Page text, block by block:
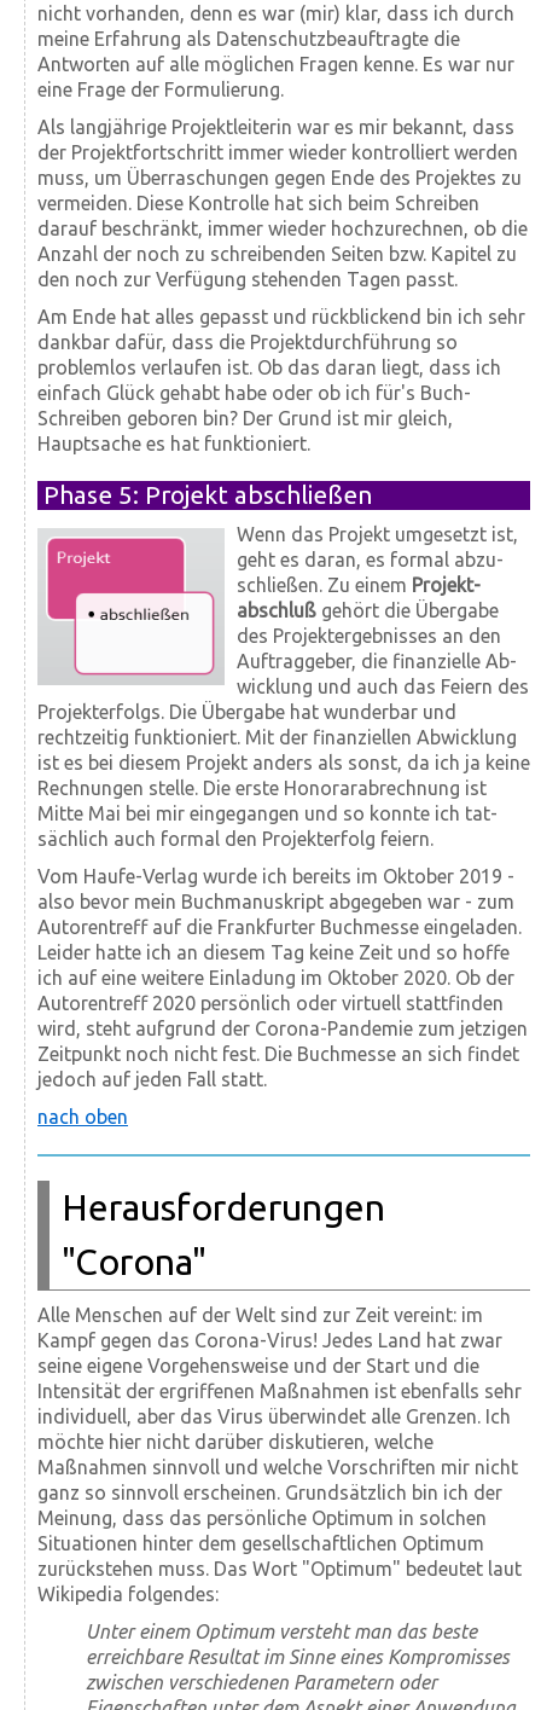
nicht vorhanden, denn es war (mir) klar, dass ich durch
meine Erfahrung als Daten­schutz­beauf­tragte die
Antworten auf alle möglichen Fragen kenne. Es war nur
eine Frage der Formulierung.
Als lang­jährige Projekt­leiterin war es mir bekannt, dass
der Projekt­fort­schritt immer wieder kontrolliert werden
muss, um Über­raschungen gegen Ende des Projektes zu
vermeiden. Diese Kontrolle hat sich beim Schreiben
darauf be­schränkt, immer wieder hoch­zu­rechnen, ob die
Anzahl der noch zu schreibenden Seiten bzw. Kapitel zu
den noch zur Verfügung stehenden Tagen passt.
Am Ende hat alles gepasst und rück­blickend bin ich sehr
dank­bar dafür, dass die Projekt­durch­führung so
problem­los verlaufen ist. Ob das daran liegt, dass ich
einfach Glück gehabt habe oder ob ich für's Buch-
Schreiben geboren bin? Der Grund ist mir gleich,
Hauptsache es hat funktioniert.
Phase 5: Projekt abschließen
Wenn das Projekt umgesetzt ist,
geht es daran, es formal ab­zu­
schließen. Zu einem Projekt­
abschluß gehört die Über­gabe
des Projekt­ergebnisses an den
Auftrag­geber, die finanzielle Ab­
wicklung und auch das Feiern des
Projekt­erfolgs. Die Über­gabe hat wunderbar und
rechtzeitig funktioniert. Mit der finanziellen Abwicklung
ist es bei diesem Projekt anders als sonst, da ich ja keine
Rechnungen stelle. Die erste Honorar­abrechnung ist
Mitte Mai bei mir eingegangen und so konnte ich tat­
sächlich auch formal den Projekt­erfolg feiern.
Vom Haufe-Verlag wurde ich bereits im Oktober 2019 -
also bevor mein Buch­manuskript abgegeben war - zum
Autoren­treff auf die Frank­furter Buch­messe eingeladen.
Leider hatte ich an diesem Tag keine Zeit und so hoffe
ich auf eine weitere Ein­ladung im Oktober 2020. Ob der
Autoren­treff 2020 persönlich oder vir­tuell statt­finden
wird, steht auf­grund der Corona-Pandemie zum jetzigen
Zeit­punkt noch nicht fest. Die Buch­messe an sich findet
jedoch auf jeden Fall statt.
nach oben
Herausforderungen
"Corona"
Alle Menschen auf der Welt sind zur Zeit vereint: im
Kampf gegen das Corona-Virus! Jedes Land hat zwar
seine eigene Vorgehensweise und der Start und die
Intensität der ergriffenen Maßnahmen ist ebenfalls sehr
individuell, aber das Virus überwindet alle Grenzen. Ich
möchte hier nicht darüber diskutieren, welche
Maßnahmen sinnvoll und welche Vorschriften mir nicht
ganz so sinnvoll erscheinen. Grundsätzlich bin ich der
Meinung, dass das persönliche Optimum in solchen
Situationen hinter dem gesellschaftlichen Optimum
zurückstehen muss. Das Wort "Optimum" bedeutet laut
Wikipedia folgendes:
Unter einem Optimum versteht man das beste
erreichbare Resultat im Sinne eines Kompromisses
zwischen verschiedenen Parametern oder